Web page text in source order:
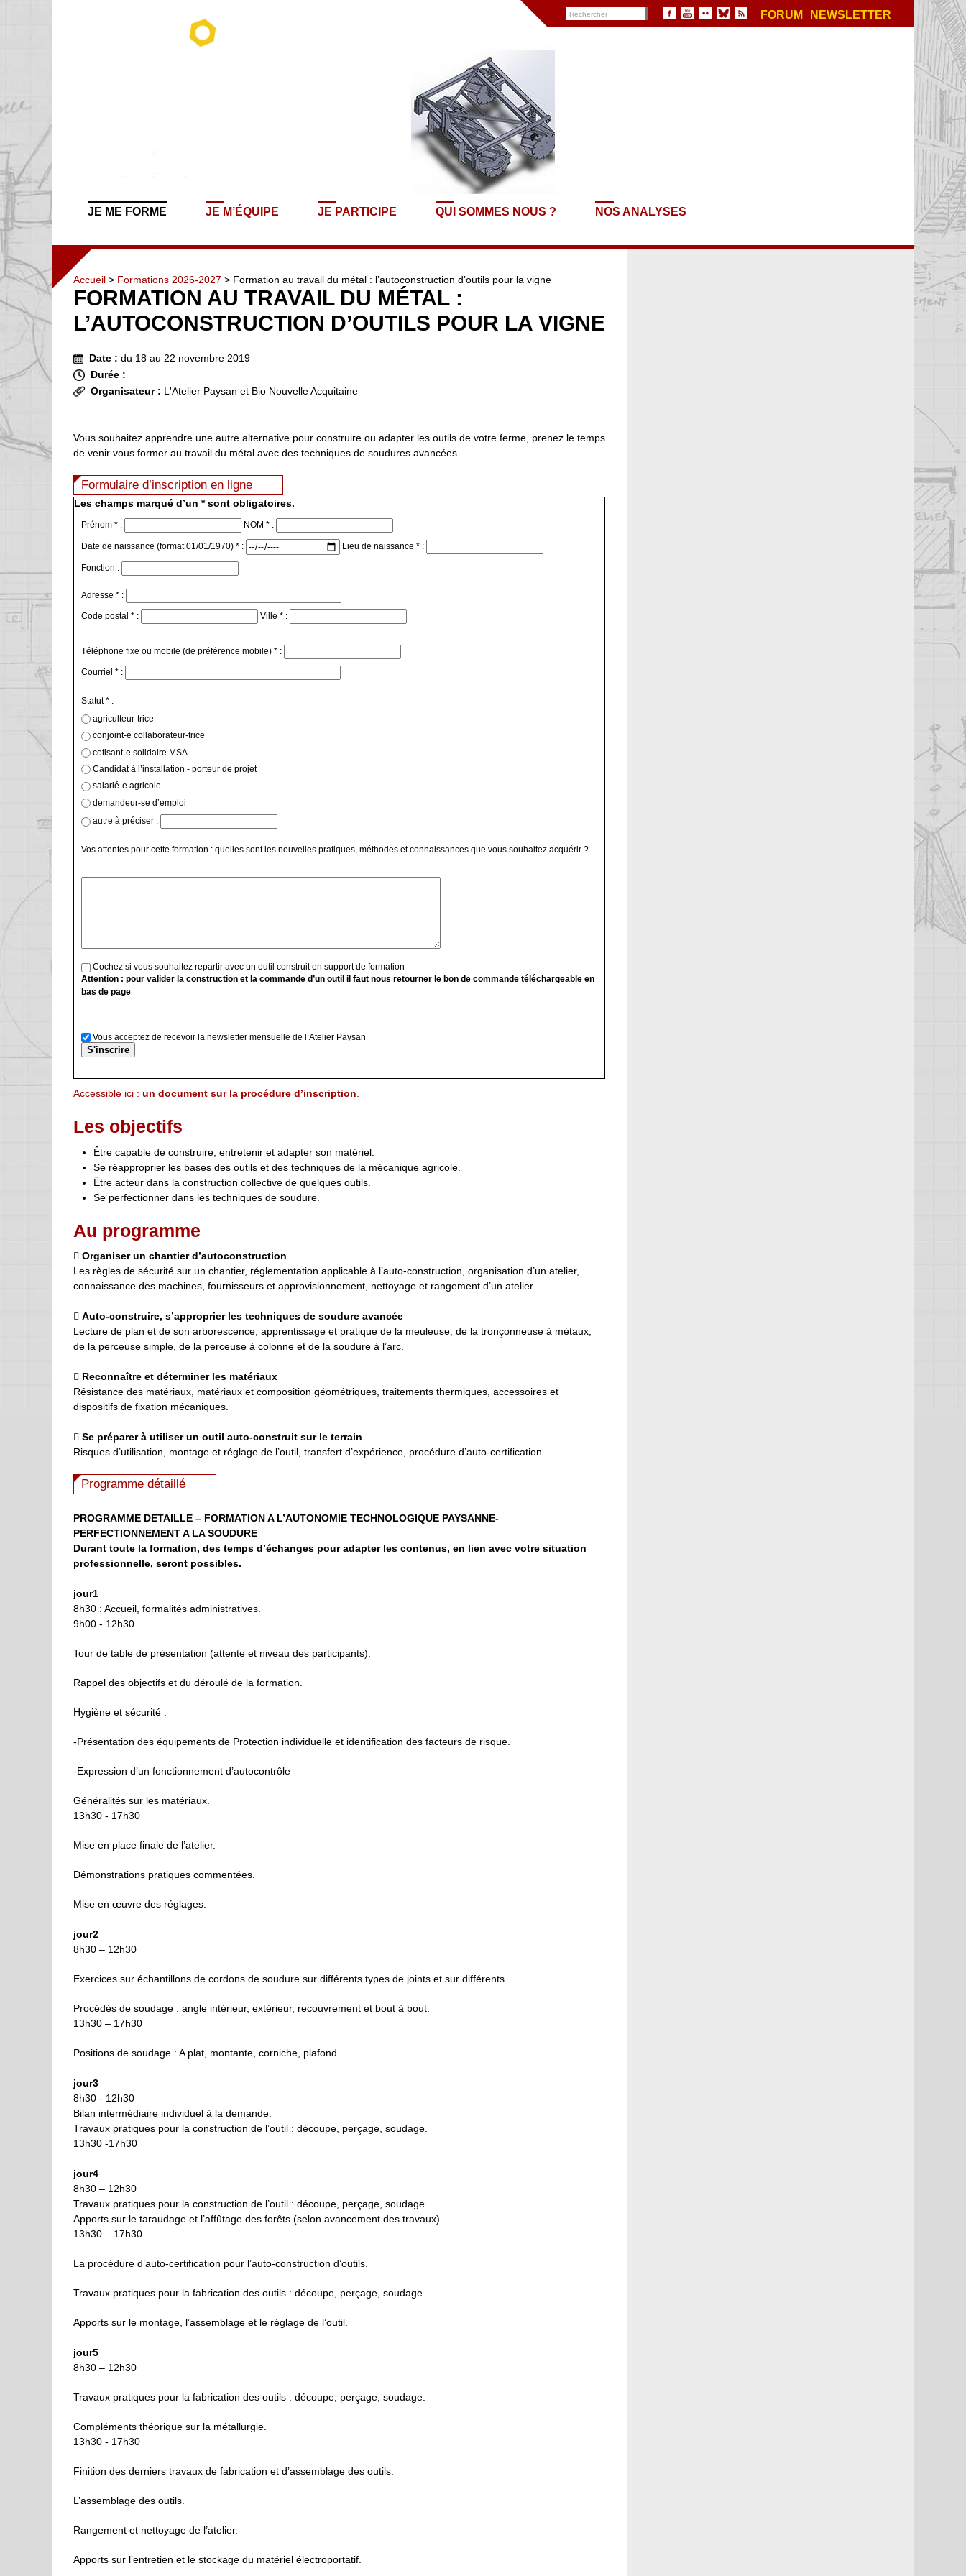
FORUM NEWSLETTER
JE ME FORME JE M’ÉQUIPE JE PARTICIPE QUI SOMMES NOUS ? NOS ANALYSES
Accueil > Formations 2026-2027 > Formation au travail du métal : l’autoconstruction d’outils pour la vigne
FORMATION AU TRAVAIL DU MÉTAL :
L’AUTOCONSTRUCTION D’OUTILS POUR LA VIGNE
Date : du 18 au 22 novembre 2019
Durée :
Organisateur : L'Atelier Paysan et Bio Nouvelle Acquitaine
Vous souhaitez apprendre une autre alternative pour construire ou adapter les outils de votre ferme, prenez le temps
de venir vous former au travail du métal avec des techniques de soudures avancées.
Formulaire d’inscription en ligne
Les champs marqué d’un * sont obligatoires.
Prénom * : NOM * :
Date de naissance (format 01/01/1970) * : Lieu de naissance * :
Fonction :
Adresse * :
Code postal * : Ville * :
Téléphone fixe ou mobile (de préférence mobile) * :
Courriel * :
Statut * :
agriculteur-trice
conjoint-e collaborateur-trice
cotisant-e solidaire MSA
Candidat à l’installation - porteur de projet
salarié-e agricole
demandeur-se d’emploi
autre à préciser :
Vos attentes pour cette formation : quelles sont les nouvelles pratiques, méthodes et connaissances que vous souhaitez acquérir ?
Cochez si vous souhaitez repartir avec un outil construit en support de formation
Attention : pour valider la construction et la commande d’un outil il faut nous retourner le bon de commande téléchargeable en
bas de page
Vous acceptez de recevoir la newsletter mensuelle de l’Atelier Paysan
Accessible ici : un document sur la procédure d’inscription.
Les objectifs
Être capable de construire, entretenir et adapter son matériel.
Se réapproprier les bases des outils et des techniques de la mécanique agricole.
Être acteur dans la construction collective de quelques outils.
Se perfectionner dans les techniques de soudure.
Au programme
 Organiser un chantier d’autoconstruction
Les règles de sécurité sur un chantier, réglementation applicable à l’auto-construction, organisation d’un atelier,
connaissance des machines, fournisseurs et approvisionnement, nettoyage et rangement d’un atelier.
 Auto-construire, s’approprier les techniques de soudure avancée
Lecture de plan et de son arborescence, apprentissage et pratique de la meuleuse, de la tronçonneuse à métaux,
de la perceuse simple, de la perceuse à colonne et de la soudure à l’arc.
 Reconnaître et déterminer les matériaux
Résistance des matériaux, matériaux et composition géométriques, traitements thermiques, accessoires et
dispositifs de fixation mécaniques.
 Se préparer à utiliserun outil auto-construit sur le terrain
Risques d’utilisation, montage et réglage de l’outil, transfert d’expérience, procédure d’auto-certification.
Programme détaillé
PROGRAMME DETAILLE – FORMATIONA L’AUTONOMIE TECHNOLOGIQUE PAYSANNE-
PERFECTIONNEMENT A LA SOUDURE
Durant toute la formation, des temps d’échanges pour adapter les contenus, en lien avec votre situation
professionnelle, seront possibles.
jour1
8h30 : Accueil, formalités administratives.
9h00 - 12h30
Tour de table de présentation (attente et niveau des participants).
Rappel des objectifs et du déroulé de la formation.
Hygiène et sécurité :
-Présentation des équipements de Protection individuelle et identification des facteurs de risque.
-Expression d’un fonctionnement d’autocontrôle
Généralités sur les matériaux.
13h30 - 17h30
Mise en place finale de l’atelier.
Démonstrations pratiques commentées.
Mise en œuvre des réglages.
jour2
8h30 – 12h30
Exercices sur échantillons de cordons de soudure sur différents types de joints et sur différents.
Procédés de soudage : angle intérieur, extérieur, recouvrement et bout à bout.
13h30 – 17h30
Positions de soudage : A plat, montante, corniche, plafond.
jour3
8h30 - 12h30
Bilan intermédiaire individuel à la demande.
Travaux pratiques pour la construction de l’outil : découpe, perçage, soudage.
13h30 -17h30
jour4
8h30 – 12h30
Travaux pratiques pour la construction de l’outil : découpe, perçage, soudage.
Apports sur le taraudage et l’affûtage des forêts (selon avancement des travaux).
13h30 – 17h30
La procédure d’auto-certification pour l’auto-construction d’outils.
Travaux pratiques pour la fabrication des outils : découpe, perçage, soudage.
Apports sur le montage, l’assemblage et le réglage de l’outil.
jour5
8h30 – 12h30
Travaux pratiques pour la fabrication des outils : découpe, perçage, soudage.
Compléments théorique sur la métallurgie.
13h30 - 17h30
Finition des derniers travaux de fabrication et d’assemblage des outils.
L’assemblage des outils.
Rangement et nettoyage de l’atelier.
Apports sur l’entretien et le stockage du matériel électroportatif.